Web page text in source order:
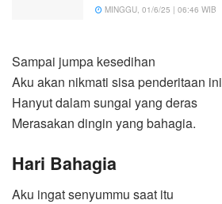
MINGGU, 01/6/25 | 06:46 WIB
Sampai jumpa kesedihan
Aku akan nikmati sisa penderitaan ini
Hanyut dalam sungai yang deras
Merasakan dingin yang bahagia.
Hari Bahagia
Aku ingat senyummu saat itu